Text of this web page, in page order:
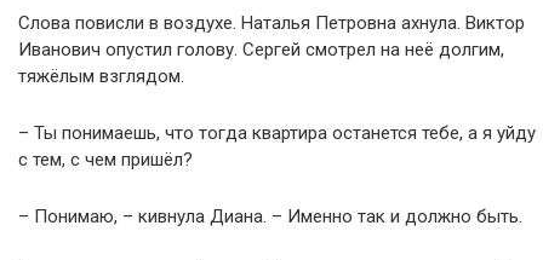
Слова повисли в воздухе. Наталья Петровна ахнула. Виктор
Иванович опустил голову. Сергей смотрел на неё долгим,
тяжёлым взглядом.
– Ты понимаешь, что тогда квартира останется тебе, а я уйду
с тем, с чем пришёл?
– Понимаю, – кивнула Диана. – Именно так и должно быть.